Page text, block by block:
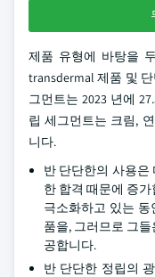
제품 유형에 바탕을
transdermal 제품 및
그먼트는 2023 년에
립 세그먼트는 크림,
니다.
반 단단한의 사용은
한 합격 때문에 증
극소화하고 있는
품을, 그러므로 그
공합니다.
반 단단한 정립의